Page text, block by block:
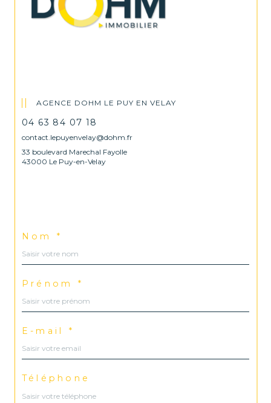
AGENCE DOHM LE PUY EN VELAY
04 63 84 07 18
contact.lepuyenvelay@dohm.fr
33 boulevard Marechal Fayolle
43000 Le Puy-en-Velay
Nom *
Prénom *
E-mail *
Téléphone